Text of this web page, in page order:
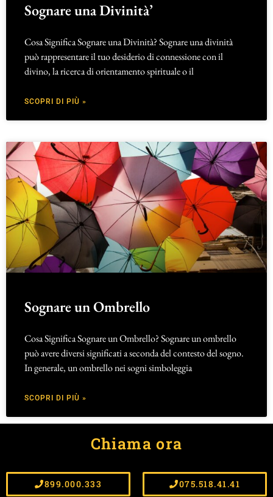
Sognare una Divinità’
Cosa Significa Sognare una Divinità? Sognare una divinità
può rappresentare il tuo desiderio di connessione con il
divino, la ricerca di orientamento spirituale o il
SCOPRI DI PIÙ »
Sognare un Ombrello
Cosa Significa Sognare un Ombrello? Sognare un ombrello
può avere diversi significati a seconda del contesto del sogno.
In generale, un ombrello nei sogni simboleggia
SCOPRI DI PIÙ »
Chiama ora
899.000.333 075.518.41.41